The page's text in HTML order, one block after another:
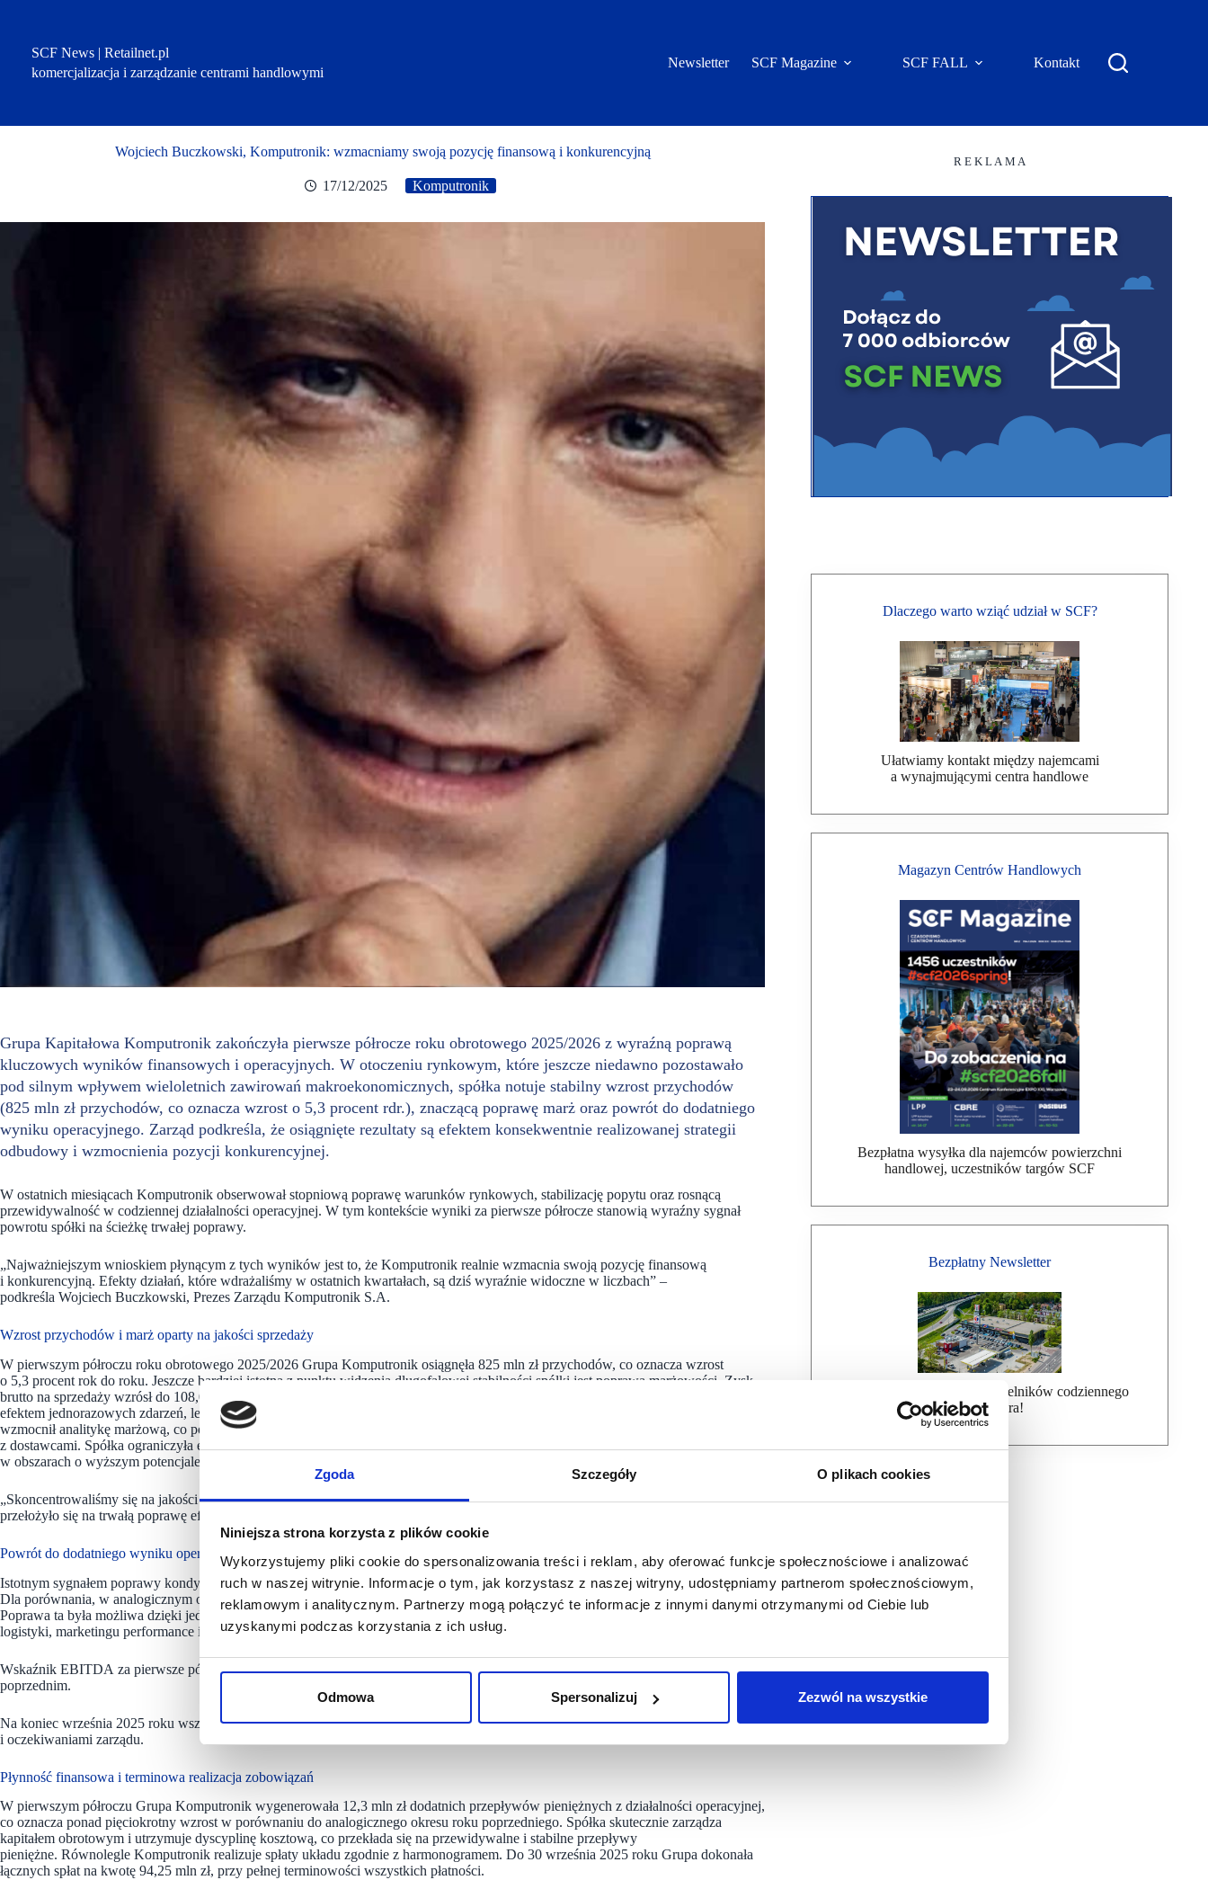
Zgoda Szczegóły O plikach cookies
Niniejsza strona korzysta z plików cookie
Wykorzystujemy pliki cookie do spersonalizowania treści i reklam, aby oferować funkcje społecznościowe i analizować
ruch w naszej witrynie. Informacje o tym, jak korzystasz z naszej witryny, udostępniamy partnerom społecznościowym,
reklamowym i analitycznym. Partnerzy mogą połączyć te informacje z innymi danymi otrzymanymi od Ciebie lub
uzyskanymi podczas korzystania z ich usług.
Odmowa Spersonalizuj Zezwól na wszystkie
SCF News | Retailnet.pl
komercjalizacja i zarządzanie centrami handlowymi
Newsletter SCF Magazine SCF FALL Kontakt
Wojciech Buczkowski, Komputronik: wzmacniamy swoją pozycję finansową i konkurencyjną
17/12/2025 Komputronik
Grupa Kapitałowa Komputronik zakończyła pierwsze półrocze roku obrotowego 2025/2026 z wyraźną poprawą
kluczowych wyników finansowych i operacyjnych. W otoczeniu rynkowym, które jeszcze niedawno pozostawało
pod silnym wpływem wieloletnich zawirowań makroekonomicznych, spółka notuje stabilny wzrost przychodów
(825 mln zł przychodów, co oznacza wzrost o 5,3 procent rdr.), znaczącą poprawę marż oraz powrót do dodatniego
wyniku operacyjnego. Zarząd podkreśla, że osiągnięte rezultaty są efektem konsekwentnie realizowanej strategii
odbudowy i wzmocnienia pozycji konkurencyjnej.
W ostatnich miesiącach Komputronik obserwował stopniową poprawę warunków rynkowych, stabilizację popytu oraz rosnącą
przewidywalność w codziennej działalności operacyjnej. W tym kontekście wyniki za pierwsze półrocze stanowią wyraźny sygnał
powrotu spółki na ścieżkę trwałej poprawy.
„Najważniejszym wnioskiem płynącym z tych wyników jest to, że Komputronik realnie wzmacnia swoją pozycję finansową
i konkurencyjną. Efekty działań, które wdrażaliśmy w ostatnich kwartałach, są dziś wyraźnie widoczne w liczbach” –
podkreśla Wojciech Buczkowski, Prezes Zarządu Komputronik S.A.
Wzrost przychodów i marż oparty na jakości sprzedaży
W pierwszym półroczu roku obrotowego 2025/2026 Grupa Komputronik osiągnęła 825 mln zł przychodów, co oznacza wzrost
o 5,3 procent rok do roku. Jeszcze bardziej istotna z punktu widzenia długofalowej stabilności spółki jest poprawa marżowości. Zysk
brutto na sprzedaży wzrósł do 108,0 mln zł, notując dynamikę na poziomie 17,6 procent w ujęciu rocznym. Poprawa ta nie jest
efektem jednorazowych zdarzeń, lecz wynikiem świadomych decyzji zarządczych. Komputronik w ostatnich kwartałach znacząco
wzmocnił analitykę marżową, co pozwoliło precyzyjniej zarządzać miksami produktowymi, kanałami sprzedaży oraz relacjami
z dostawcami. Spółka ograniczyła ekspozycję na segmenty o niskiej rentowności, jednocześnie zwiększając udział sprzedaży
w obszarach o wyższym potencjale marżowym.
„Skoncentrowaliśmy się na jakości sprzedaży, a nie wyłącznie na jej wolumenie. Lepsze zarządzanie marżą, zapasami i strukturą oferty
przełożyło się na trwałą poprawę efektywności handlowej” – mówi Wojciech Buczkowski.
Powrót do dodatniego wyniku operacyjnego
Istotnym sygnałem poprawy kondycji Grupy jest wynik na działalności operacyjnej, który za pierwsze półrocze wyniósł 4,36 mln zł.
Dla porównania, w analogicznym okresie roku poprzedniego Komputronik notował stratę operacyjną na poziomie 6,6 mln zł.
Poprawa ta była możliwa dzięki jednoczesnemu wzrostowi marż oraz konsekwentnej optymalizacji kosztów operacyjnych, w tym
logistyki, marketingu performance i procesów sprzedażowych.
Wskaźnik EBITDA za pierwsze półrocze 2025 roku obrotowego wyniósł 13,9 mln zł i był aż o 11,9 mln zł wyższy niż w roku
poprzednim.
Na koniec września 2025 roku wszystkie kluczowe wskaźniki operacyjne poprawiały się zgodnie z założeniami strategii
i oczekiwaniami zarządu.
Płynność finansowa i terminowa realizacja zobowiązań
W pierwszym półroczu Grupa Komputronik wygenerowała 12,3 mln zł dodatnich przepływów pieniężnych z działalności operacyjnej,
co oznacza ponad pięciokrotny wzrost w porównaniu do analogicznego okresu roku poprzedniego. Spółka skutecznie zarządza
kapitałem obrotowym i utrzymuje dyscyplinę kosztową, co przekłada się na przewidywalne i stabilne przepływy
pieniężne. Równolegle Komputronik realizuje spłaty układu zgodnie z harmonogramem. Do 30 września 2025 roku Grupa dokonała
łącznych spłat na kwotę 94,25 mln zł, przy pełnej terminowości wszystkich płatności.
R E K L A M A
Dlaczego warto wziąć udział w SCF?
Ułatwiamy kontakt między najemcami
a wynajmującymi centra handlowe
Magazyn Centrów Handlowych
Bezpłatna wysyłka dla najemców powierzchni
handlowej, uczestników targów SCF
Bezpłatny Newsletter
Dołącz do ponad 7000 czytelników codziennego
newslettera!